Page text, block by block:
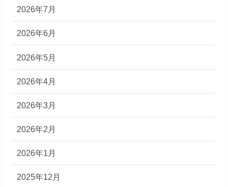
2026年7月
2026年6月
2026年5月
2026年4月
2026年3月
2026年2月
2026年1月
2025年12月